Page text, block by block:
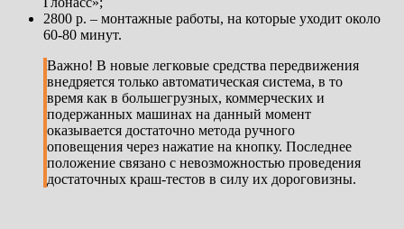
2800 р. – монтажные работы, на которые уходит около
60-80 минут.
Важно! В новые легковые средства передвижения
внедряется только автоматическая система, в то
время как в большегрузных, коммерческих и
подержанных машинах на данный момент
оказывается достаточно метода ручного
оповещения через нажатие на кнопку. Последнее
положение связано с невозможностью проведения
достаточных краш-тестов в силу их дороговизны.